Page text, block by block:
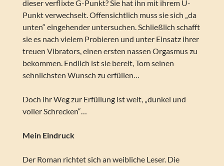
dieser verflixte G-Punkt? Sie hat ihn mit ihrem U-
Punkt verwechselt. Offensichtlich muss sie sich „da
unten“ eingehender untersuchen. Schließlich schafft
sie es nach vielem Probieren und unter Einsatz ihrer
treuen Vibrators, einen ersten nassen Orgasmus zu
bekommen. Endlich ist sie bereit, Tom seinen
sehnlichsten Wunsch zu erfüllen…
Doch ihr Weg zur Erfüllung ist weit, „dunkel und
voller Schrecken“…
Mein Eindruck
Der Roman richtet sich an weibliche Leser. Die